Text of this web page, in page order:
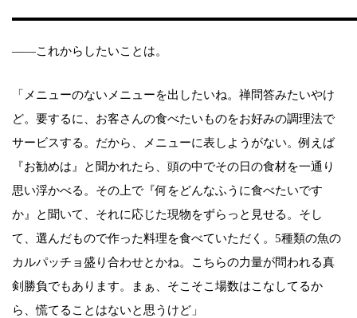
――これからしたいことは。
「メニューのないメニューを出したいね。禅問答みたいやけ
ど。要するに、お客さんの食べたいものをお好みの調理法で
サービスする。だから、メニューに表しようがない。例えば
『お勧めは』と聞かれたら、頭の中でその日の食材を一通り
思い浮かべる。その上で『何をどんなふうに食べたいです
か』と聞いて、それに応じた現物をずらっと見せる。そし
て、選んだもので作った料理を食べていただく。5種類の魚の
カルパッチョ盛り合わせとかね。こちらの力量が問われる真
剣勝負でもあります。まぁ、そこそこ場数はこなしてるか
ら、慌てることはないと思うけど」